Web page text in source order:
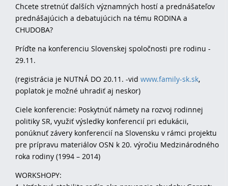
Chcete stretnúť ďalších významných hostí a prednášateľov
prednášajúcich a debatujúcich na tému RODINA a
CHUDOBA?
Príďte na konferenciu Slovenskej spoločnosti pre rodinu -
29.11.
(registrácia je NUTNÁ DO 20.11. -vid www.family-sk.sk,
poplatok je možné uhradiť aj neskor)
Ciele konferencie: Poskytnúť námety na rozvoj rodinnej
politiky SR, využiť výsledky konferencií pri edukácii,
ponúknuť závery konferencií na Slovensku v rámci projektu
pre prípravu materiálov OSN k 20. výročiu Medzinárodného
roka rodiny (1994 – 2014)
WORKSHOPY: